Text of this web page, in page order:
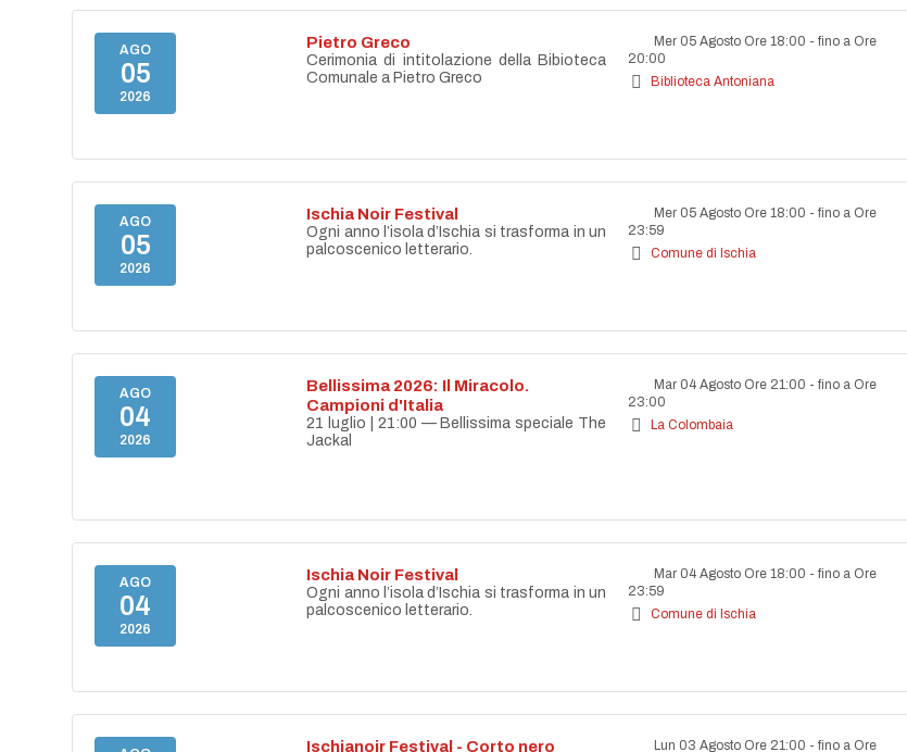
AGO
05
2026
Pietro Greco
Cerimonia di intitolazione della Bibioteca
Comunale a Pietro Greco
Mer 05 Agosto Ore 18:00 - fino a Ore
20:00
Biblioteca Antoniana
AGO
05
2026
Ischia Noir Festival
Ogni anno l’isola d’Ischia si trasforma in un
palcoscenico letterario.
Mer 05 Agosto Ore 18:00 - fino a Ore
23:59
Comune di Ischia
AGO
04
2026
Bellissima 2026: Il Miracolo.
Campioni d'Italia
21 luglio | 21:00 — Bellissima speciale The
Jackal
Mar 04 Agosto Ore 21:00 - fino a Ore
23:00
La Colombaia
AGO
04
2026
Ischia Noir Festival
Ogni anno l’isola d’Ischia si trasforma in un
palcoscenico letterario.
Mar 04 Agosto Ore 18:00 - fino a Ore
23:59
Comune di Ischia
Ischianoir Festival - Corto nero Lun 03 Agosto Ore 21:00 - fino a Ore